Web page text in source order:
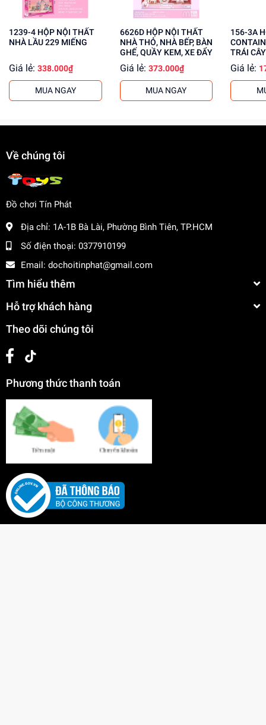
cho khách buôn. Liên hệ với chúng tôi để biết thêm thông
tin!
1239-4 HỘP NỘI THẤT
NHÀ LẦU 229 MIẾNG
Giá lẻ: 338.000₫
MUA NGAY
6626D HỘP NỘI THẤT
NHÀ THỎ, NHÀ BẾP, BÀN
GHẾ, QUẦY KEM, XE ĐẨY
Giá lẻ: 373.000₫
MUA NGAY
156-3A HỘP NỘI THẤT
TRÁI
Giá lẻ:
Về chúng tôi
Đồ chơi Tín Phát
Địa chỉ: 1A-1B Bà Lài, Phường Bình Tiên, TP.HCM
Số điện thoại: 0377910199
Email: dochoitinphat@gmail.com
Tìm hiểu thêm
Hỗ trợ khách hàng
Theo dõi chúng tôi
Phương thức thanh toán